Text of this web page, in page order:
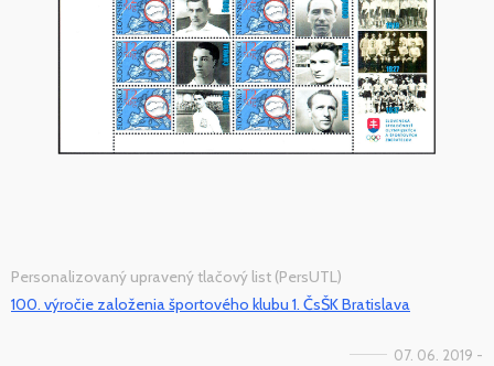
Personalizovaný upravený tlačový list (PersUTL)
100. výročie založenia športového klubu 1. ČsŠK Bratislava
07. 06. 2019 -